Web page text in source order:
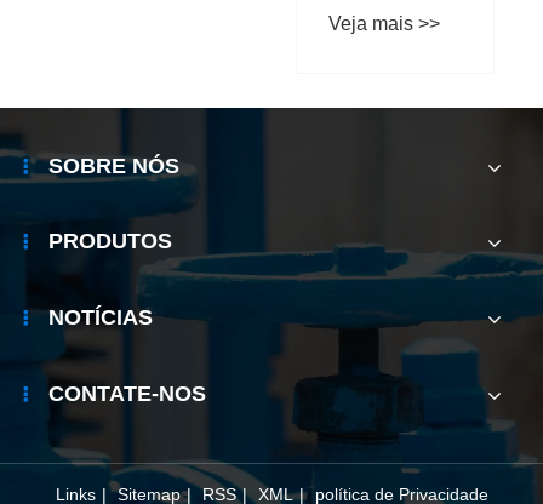
de Válvulas de
Wenzhou
Veja mais >>
SOBRE NÓS
PRODUTOS
NOTÍCIAS
CONTATE-NOS
Links | Sitemap | RSS | XML | política de Privacidade